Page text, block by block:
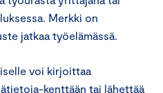
Merkki on
jatkaa työelämässä.
voi kirjoittaa
kenttään tai lähettää